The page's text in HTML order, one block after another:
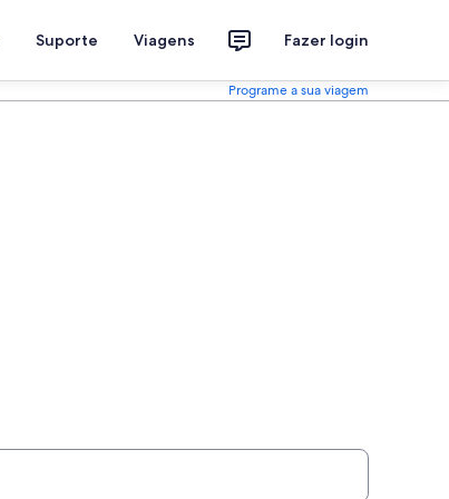
Suporte Viagens Fazer login
Programe a sua viagem